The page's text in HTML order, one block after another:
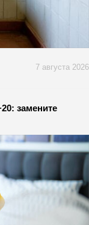
7 августа 2026
замените